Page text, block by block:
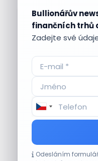
Bullionářův
finančních trhů
Zadejte své
Odesláním
Aktuální
Akcie Micron